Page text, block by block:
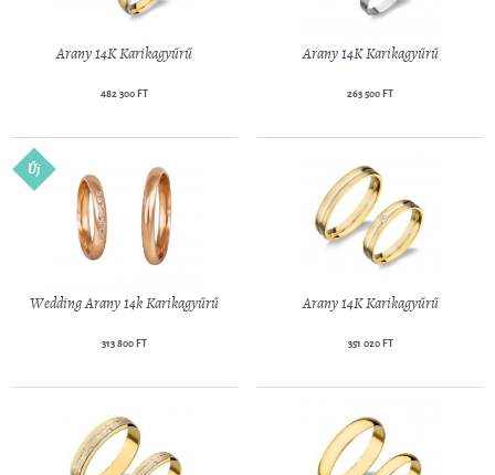
Arany 14K Karikagyűrű
482 300 FT
Arany 14K Karikagyűrű
263 500 FT
Wedding Arany 14k Karikagyűrű
313 800 FT
Új
Arany 14K Karikagyűrű
351 020 FT